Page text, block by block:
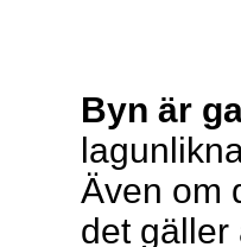
Byn är
Även om
det gäller